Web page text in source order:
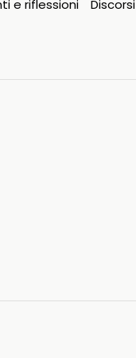
e riflessioni Discorsi